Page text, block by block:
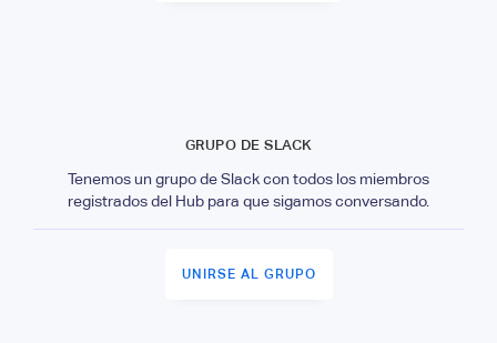
GRUPO DE SLACK
Tenemos un grupo de Slack con todos los miembros
registrados del Hub para que sigamos conversando.
UNIRSE AL GRUPO